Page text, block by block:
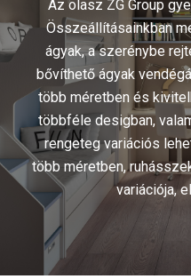
Az olasz ZG Group
Összeállításainkban
ágyak, a szerénybe
bővíthető ágyak
több méretben és
többféle desigban,
rengeteg variációs
több méretben,
variációja,